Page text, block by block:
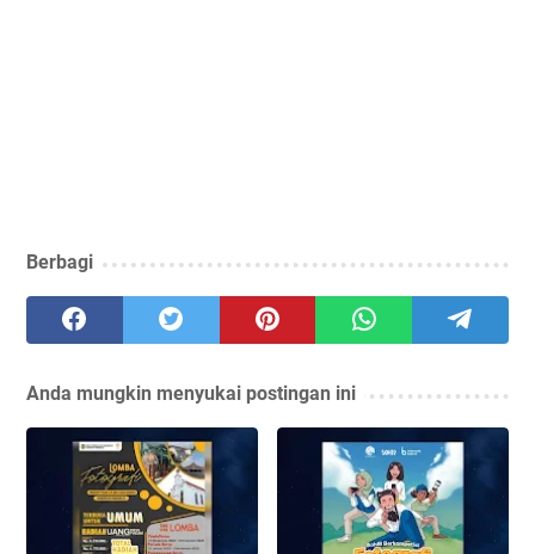
Berbagi
Anda mungkin menyukai postingan ini